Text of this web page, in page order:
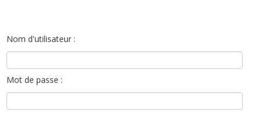
Nom d'utilisateur :
Mot de passe :